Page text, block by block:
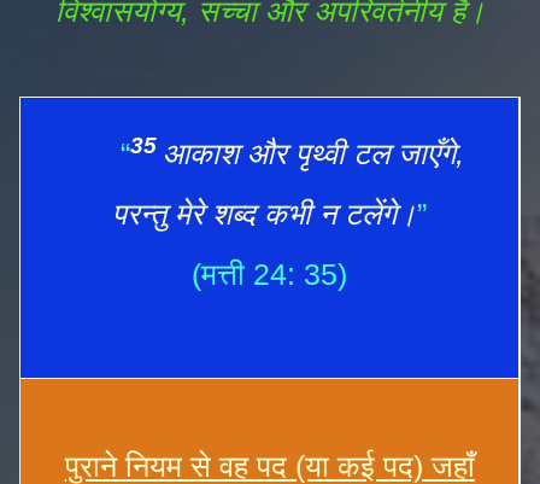
विश्वासयोग्य, सच्चा और अपरिवर्तनीय है।
“35 आकाश और पृथ्वी टल जाएँगे,
परन्तु मेरे शब्द कभी न टलेंगे।”
(मत्ती 24: 35)
पुराने नियम से वह पद (या कई पद) जहाँ